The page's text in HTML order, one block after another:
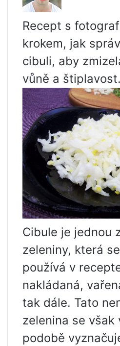
Recept s
krokem, jak
cibuli, aby
vůně a
Cibule je jednou
zeleniny, která
používá v
nakládaná,
tak dále. Tato
zelenina se však
podobě